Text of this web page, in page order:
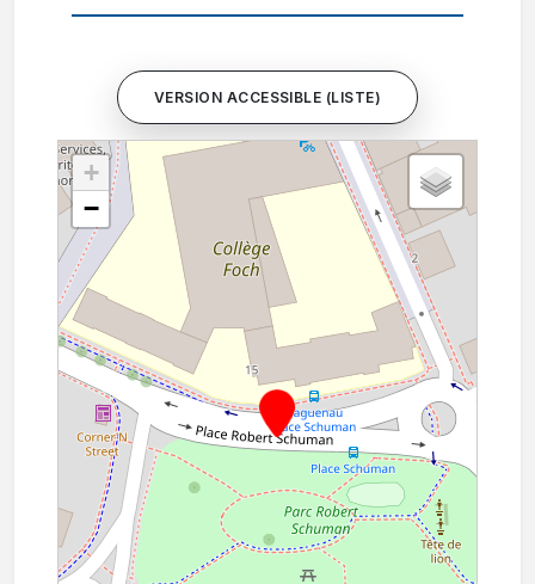
VERSION ACCESSIBLE (LISTE)
+
−